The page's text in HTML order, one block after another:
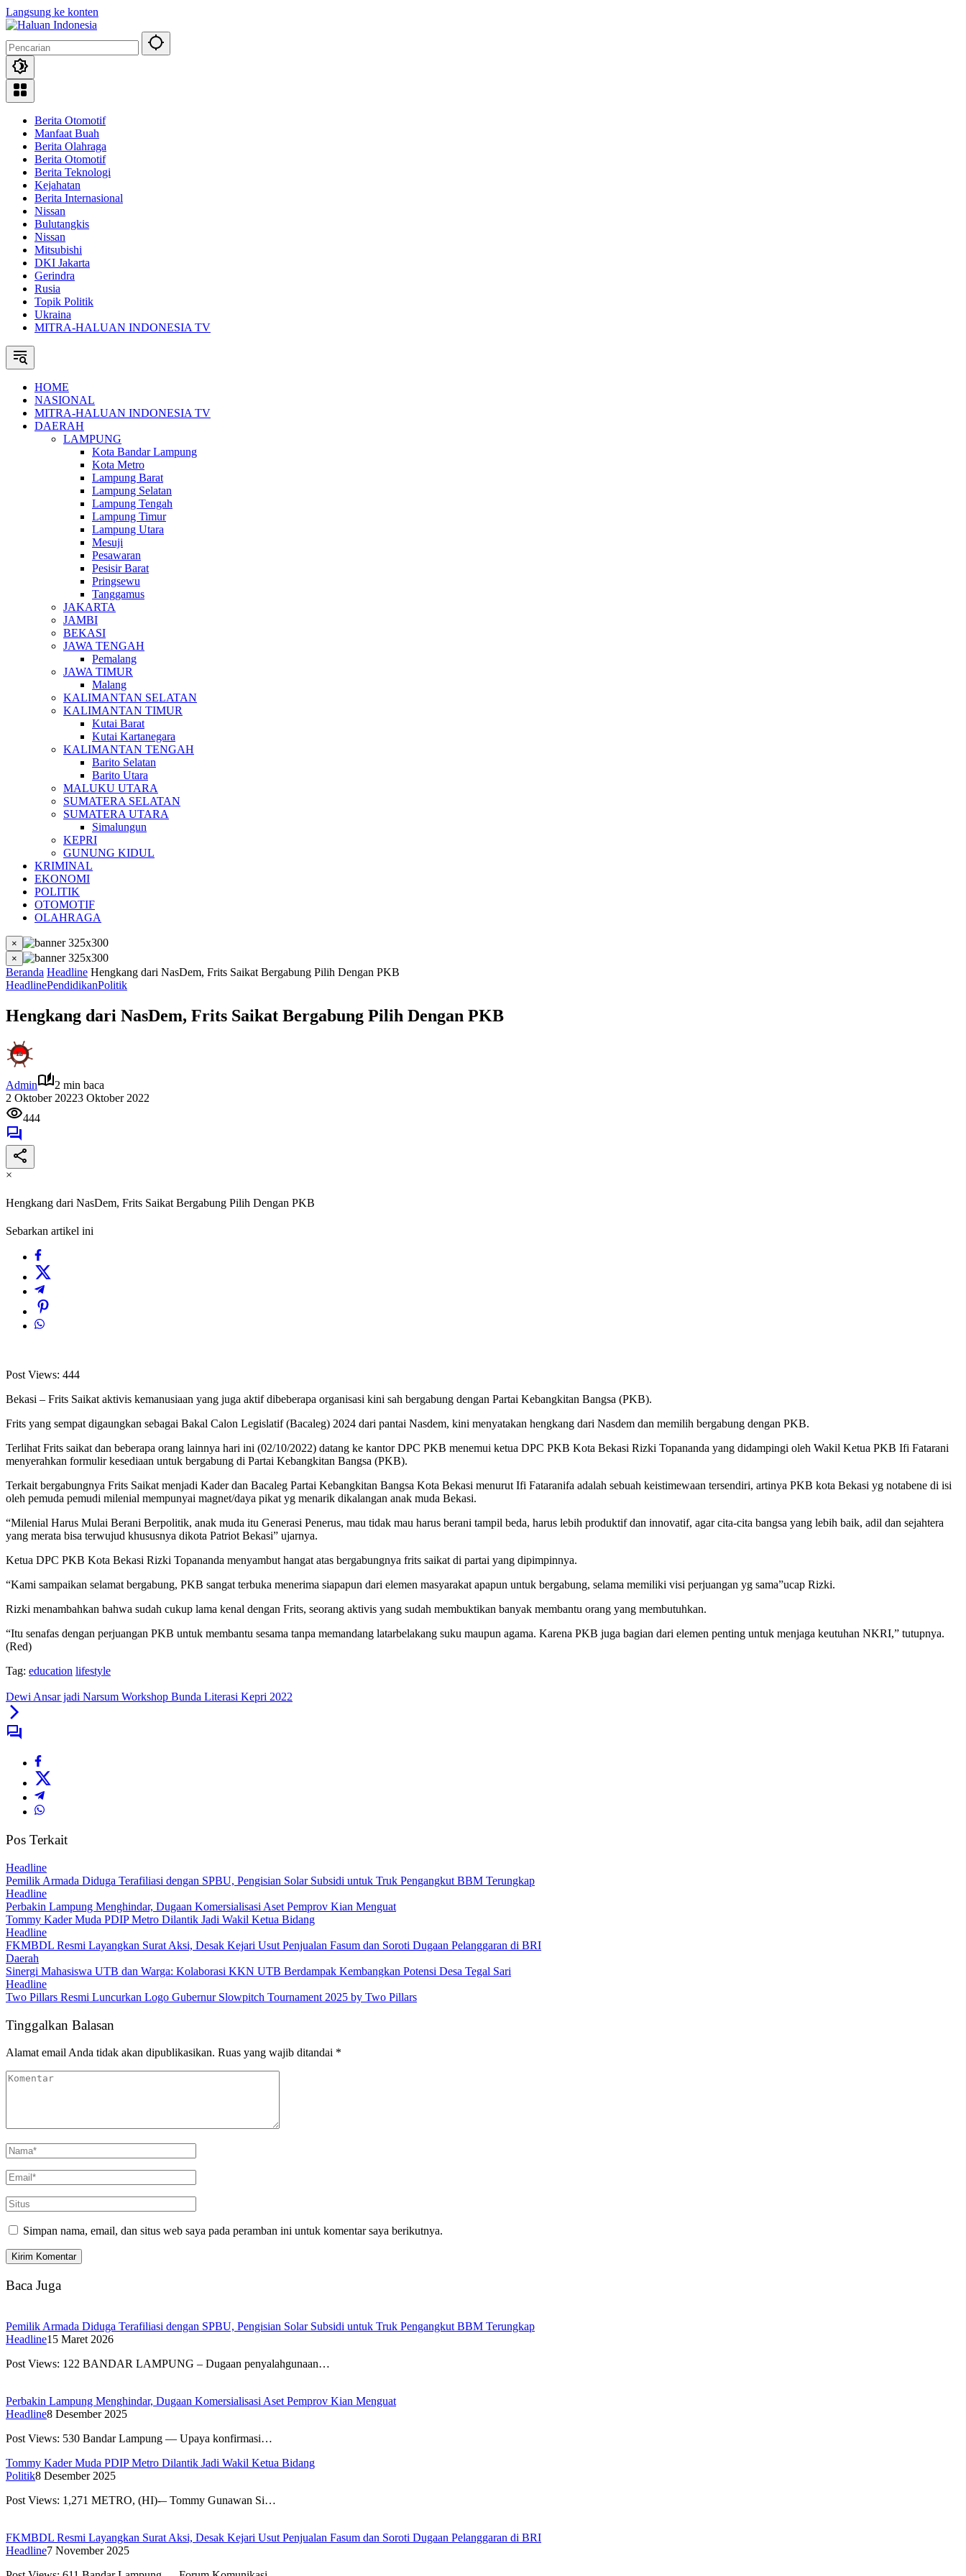
Langsung ke konten
Berita Otomotif
Manfaat Buah
Berita Olahraga
Berita Otomotif
Berita Teknologi
Kejahatan
Berita Internasional
Nissan
Bulutangkis
Nissan
Mitsubishi
DKI Jakarta
Gerindra
Rusia
Topik Politik
Ukraina
MITRA-HALUAN INDONESIA TV
HOME
NASIONAL
MITRA-HALUAN INDONESIA TV
DAERAH
LAMPUNG
Kota Bandar Lampung
Kota Metro
Lampung Barat
Lampung Selatan
Lampung Tengah
Lampung Timur
Lampung Utara
Mesuji
Pesawaran
Pesisir Barat
Pringsewu
Tanggamus
JAKARTA
JAMBI
BEKASI
JAWA TENGAH
Pemalang
JAWA TIMUR
Malang
KALIMANTAN SELATAN
KALIMANTAN TIMUR
Kutai Barat
Kutai Kartanegara
KALIMANTAN TENGAH
Barito Selatan
Barito Utara
MALUKU UTARA
SUMATERA SELATAN
SUMATERA UTARA
Simalungun
KEPRI
GUNUNG KIDUL
KRIMINAL
EKONOMI
POLITIK
OTOMOTIF
OLAHRAGA
×
×
Beranda Headline Hengkang dari NasDem, Frits Saikat Bergabung Pilih Dengan PKB
HeadlinePendidikanPolitik
Hengkang dari NasDem, Frits Saikat Bergabung Pilih Dengan PKB
Admin
2 min baca
2 Oktober 20223 Oktober 2022
444
×
Hengkang dari NasDem, Frits Saikat Bergabung Pilih Dengan PKB
Sebarkan artikel ini
Post Views: 444
Bekasi – Frits Saikat aktivis kemanusiaan yang juga aktif dibeberapa organisasi kini sah bergabung dengan Partai Kebangkitan Bangsa (PKB).
Frits yang sempat digaungkan sebagai Bakal Calon Legislatif (Bacaleg) 2024 dari pantai Nasdem, kini menyatakan hengkang dari Nasdem dan memilih bergabung dengan PKB.
Terlihat Frits saikat dan beberapa orang lainnya hari ini (02/10/2022) datang ke kantor DPC PKB menemui ketua DPC PKB Kota Bekasi Rizki Topananda yang didampingi oleh Wakil Ketua PKB Ifi Fatarani
menyerahkan formulir kesediaan untuk bergabung di Partai Kebangkitan Bangsa (PKB).
Terkait bergabungnya Frits Saikat menjadi Kader dan Bacaleg Partai Kebangkitan Bangsa Kota Bekasi menurut Ifi Fataranifa adalah sebuah keistimewaan tersendiri, artinya PKB kota Bekasi yg notabene di isi
oleh pemuda pemudi milenial mempunyai magnet/daya pikat yg menarik dikalangan anak muda Bekasi.
“Milenial Harus Mulai Berani Berpolitik, anak muda itu Generasi Penerus, mau tidak mau harus berani tampil beda, harus lebih produktif dan innovatif, agar cita-cita bangsa yang lebih baik, adil dan sejahtera
yang merata bisa terwujud khususnya dikota Patriot Bekasi” ujarnya.
Ketua DPC PKB Kota Bekasi Rizki Topananda menyambut hangat atas bergabungnya frits saikat di partai yang dipimpinnya.
“Kami sampaikan selamat bergabung, PKB sangat terbuka menerima siapapun dari elemen masyarakat apapun untuk bergabung, selama memiliki visi perjuangan yg sama”ucap Rizki.
Rizki menambahkan bahwa sudah cukup lama kenal dengan Frits, seorang aktivis yang sudah membuktikan banyak membantu orang yang membutuhkan.
“Itu senafas dengan perjuangan PKB untuk membantu sesama tanpa memandang latarbelakang suku maupun agama. Karena PKB juga bagian dari elemen penting untuk menjaga keutuhan NKRI,” tutupnya.
(Red)
Tag: education lifestyle
Dewi Ansar jadi Narsum Workshop Bunda Literasi Kepri 2022
Pos Terkait
Headline
Pemilik Armada Diduga Terafiliasi dengan SPBU, Pengisian Solar Subsidi untuk Truk Pengangkut BBM Terungkap
Headline
Perbakin Lampung Menghindar, Dugaan Komersialisasi Aset Pemprov Kian Menguat
Tommy Kader Muda PDIP Metro Dilantik Jadi Wakil Ketua Bidang
Headline
FKMBDL Resmi Layangkan Surat Aksi, Desak Kejari Usut Penjualan Fasum dan Soroti Dugaan Pelanggaran di BRI
Daerah
Sinergi Mahasiswa UTB dan Warga: Kolaborasi KKN UTB Berdampak Kembangkan Potensi Desa Tegal Sari
Headline
Two Pillars Resmi Luncurkan Logo Gubernur Slowpitch Tournament 2025 by Two Pillars
Tinggalkan Balasan
Alamat email Anda tidak akan dipublikasikan. Ruas yang wajib ditandai *
Simpan nama, email, dan situs web saya pada peramban ini untuk komentar saya berikutnya.
Baca Juga
Pemilik Armada Diduga Terafiliasi dengan SPBU, Pengisian Solar Subsidi untuk Truk Pengangkut BBM Terungkap
Headline15 Maret 2026
Post Views: 122 BANDAR LAMPUNG – Dugaan penyalahgunaan…
Perbakin Lampung Menghindar, Dugaan Komersialisasi Aset Pemprov Kian Menguat
Headline8 Desember 2025
Post Views: 530 Bandar Lampung — Upaya konfirmasi…
Tommy Kader Muda PDIP Metro Dilantik Jadi Wakil Ketua Bidang
Politik8 Desember 2025
Post Views: 1,271 METRO, (HI)-– Tommy Gunawan Si…
FKMBDL Resmi Layangkan Surat Aksi, Desak Kejari Usut Penjualan Fasum dan Soroti Dugaan Pelanggaran di BRI
Headline7 November 2025